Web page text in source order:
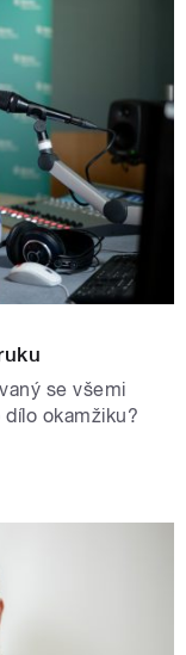
se všemi
okamžiku?